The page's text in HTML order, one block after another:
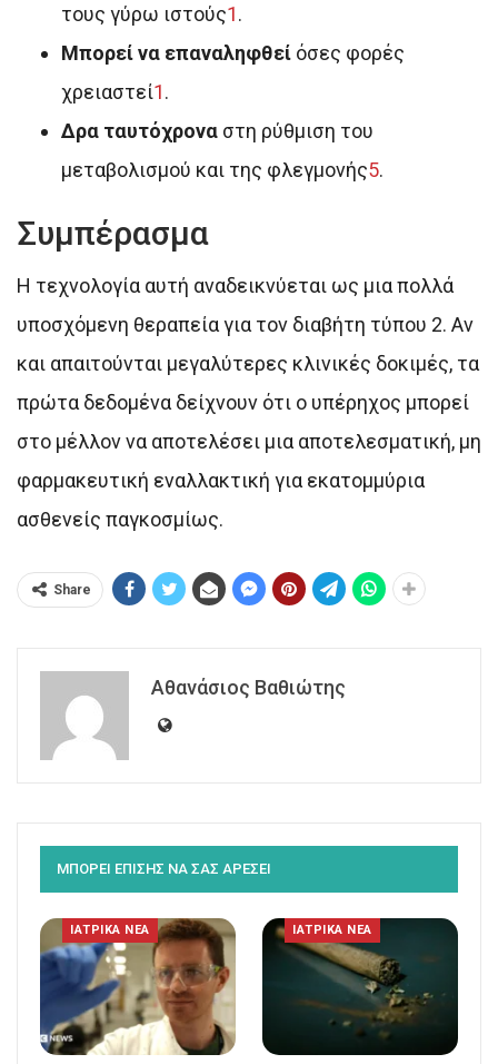
τους γύρω ιστούς1.
Μπορεί να επαναληφθεί όσες φορές
χρειαστεί1.
Δρα ταυτόχρονα στη ρύθμιση του
μεταβολισμού και της φλεγμονής5.
Συμπέρασμα
Η τεχνολογία αυτή αναδεικνύεται ως μια πολλά
υποσχόμενη θεραπεία για τον διαβήτη τύπου 2. Αν
και απαιτούνται μεγαλύτερες κλινικές δοκιμές, τα
πρώτα δεδομένα δείχνουν ότι ο υπέρηχος μπορεί
στο μέλλον να αποτελέσει μια αποτελεσματική, μη
φαρμακευτική εναλλακτική για εκατομμύρια
ασθενείς παγκοσμίως.
Share
Αθανάσιος Βαθιώτης
ΜΠΟΡΕΙ ΕΠΙΣΗΣ ΝΑ ΣΑΣ ΑΡΕΣΕΙ
ΙΑΤΡΙΚΑ ΝΕΑ ΙΑΤΡΙΚΑ ΝΕΑ